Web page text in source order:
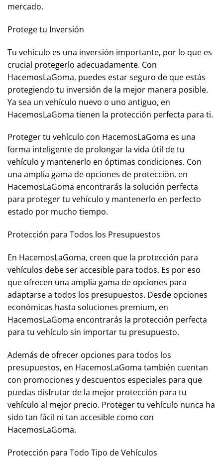
mercado.
Protege tu Inversión
Tu vehículo es una inversión importante, por lo que es
crucial protegerlo adecuadamente. Con
HacemosLaGoma, puedes estar seguro de que estás
protegiendo tu inversión de la mejor manera posible.
Ya sea un vehículo nuevo o uno antiguo, en
HacemosLaGoma tienen la protección perfecta para ti.
Proteger tu vehículo con HacemosLaGoma es una
forma inteligente de prolongar la vida útil de tu
vehículo y mantenerlo en óptimas condiciones. Con
una amplia gama de opciones de protección, en
HacemosLaGoma encontrarás la solución perfecta
para proteger tu vehículo y mantenerlo en perfecto
estado por mucho tiempo.
Protección para Todos los Presupuestos
En HacemosLaGoma, creen que la protección para
vehículos debe ser accesible para todos. Es por eso
que ofrecen una amplia gama de opciones para
adaptarse a todos los presupuestos. Desde opciones
económicas hasta soluciones premium, en
HacemosLaGoma encontrarás la protección perfecta
para tu vehículo sin importar tu presupuesto.
Además de ofrecer opciones para todos los
presupuestos, en HacemosLaGoma también cuentan
con promociones y descuentos especiales para que
puedas disfrutar de la mejor protección para tu
vehículo al mejor precio. Proteger tu vehículo nunca ha
sido tan fácil ni tan accesible como con
HacemosLaGoma.
Protección para Todo Tipo de Vehículos